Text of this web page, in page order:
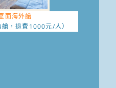
面海外艙
艙，退費1000元/人）